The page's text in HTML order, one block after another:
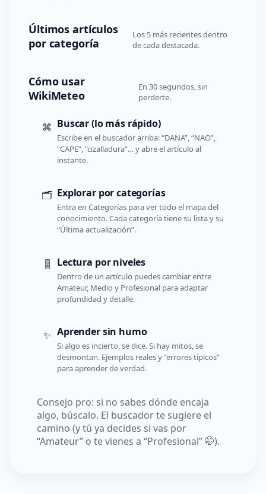
Últimos artículos
por categoría
Los 5 más recientes dentro
de cada destacada.
Cómo usar
WikiMeteo
En 30 segundos, sin
perderte.
⌘ Buscar (lo más rápido)
Escribe en el buscador arriba: “DANA”, “NAO”,
“CAPE”, “cizalladura”… y abre el artículo al
instante.
🗂️ Explorar por categorías
Entra en Categorías para ver todo el mapa del
conocimiento. Cada categoría tiene su lista y su
“Última actualización”.
🎚️ Lectura por niveles
Dentro de un artículo puedes cambiar entre
Amateur, Medio y Profesional para adaptar
profundidad y detalle.
✨ Aprender sin humo
Si algo es incierto, se dice. Si hay mitos, se
desmontan. Ejemplos reales y “errores típicos”
para aprender de verdad.
Consejo pro: si no sabes dónde encaja
algo, búscalo. El buscador te sugiere el
camino (y tú ya decides si vas por
“Amateur” o te vienes a “Profesional” 🤭).